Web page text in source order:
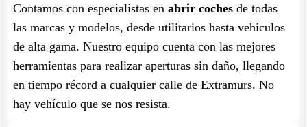
Contamos con especialistas en abrir coches de todas
las marcas y modelos, desde utilitarios hasta vehículos
de alta gama. Nuestro equipo cuenta con las mejores
herramientas para realizar aperturas sin daño, llegando
en tiempo récord a cualquier calle de Extramurs. No
hay vehículo que se nos resista.